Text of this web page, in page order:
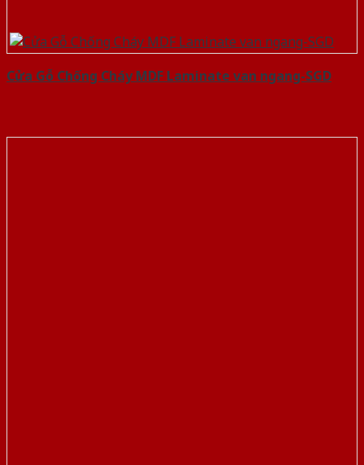
Cửa Gỗ Chống Cháy MDF Laminate van ngang-SGD